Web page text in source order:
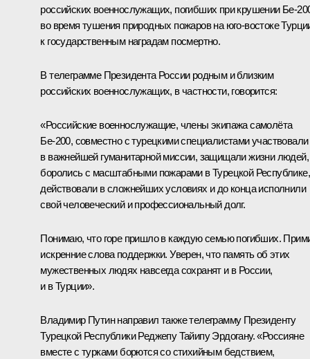
российских военнослужащих, погибших при крушении Бе-
во время тушения природных пожаров на юго-востоке
к государственным наградам посмертно.
В телеграмме Президента России родным и близким
российских военнослужащих, в частности, говорится:
«Российские военнослужащие, члены экипажа самолёта
Бе-200, совместно с турецкими специалистами участвовали
в важнейшей гуманитарной миссии, защищали жизни людей,
боролись с масштабными пожарами в Турецкой Республике,
действовали в сложнейших условиях и до конца исполнили
свой человеческий и профессиональный долг.
Понимаю, что горе пришло в каждую семью погибших.
искренние слова поддержки. Уверен, что память об этих
мужественных людях навсегда сохранят и в России,
и в Турции».
Владимир Путин направил также телеграмму Президенту
Турецкой РеспубликиРеджепу Тайипу Эрдогану. «Россияне
вместе с турками борются со стихийным бедствием,